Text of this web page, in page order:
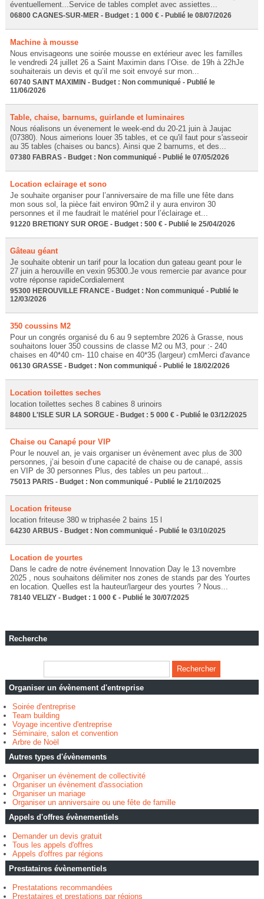
éventuellement...Service de tables complet avec assiettes...
06800 CAGNES-SUR-MER - Budget : 1 000 € - Publié le 08/07/2026
Machine à mousse
Nous envisageons une soirée mousse en extérieur avec les familles
le vendredi 24 juillet 26 a Saint Maximin dans l’Oise. de 19h à 22hJe
souhaiterais un devis et qu’il me soit envoyé sur mon...
60740 SAINT MAXIMIN - Budget : Non communiqué - Publié le
11/06/2026
Table, chaise, barnums, guirlande et luminaires
Nous réalisons un évenement le week-end du 20-21 juin à Jaujac
(07380). Nous aimerions louer 35 tables, et ce qu'il faut pour s'asseoir
au 35 tables (chaises ou bancs). Ainsi que 2 barnums, et des...
07380 FABRAS - Budget : Non communiqué - Publié le 07/05/2026
Location eclairage et sono
Je souhaite organiser pour l’anniversaire de ma fille une fête dans
mon sous sol, la pièce fait environ 90m2 il y aura environ 30
personnes et il me faudrait le matériel pour l’éclairage et...
91220 BRETIGNY SUR ORGE - Budget : 500 € - Publié le 25/04/2026
Gâteau géant
Je souhaite obtenir un tarif pour la location dun gateau geant pour le
27 juin a herouville en vexin 95300.Je vous remercie par avance pour
votre réponse rapideCordialement
95300 HEROUVILLE FRANCE - Budget : Non communiqué - Publié le
12/03/2026
350 coussins M2
Pour un congrés organisé du 6 au 9 septembre 2026 à Grasse, nous
souhaitons louer 350 coussins de classe M2 ou M3, pour :- 240
chaises en 40*40 cm- 110 chaise en 40*35 (largeur) cmMerci d'avance
06130 GRASSE - Budget : Non communiqué - Publié le 18/02/2026
Location toilettes seches
location toilettes seches 8 cabines 8 urinoirs
84800 L'ISLE SUR LA SORGUE - Budget : 5 000 € - Publié le 03/12/2025
Chaise ou Canapé pour VIP
Pour le nouvel an, je vais organiser un évènement avec plus de 300
personnes, j’ai besoin d’une capacité de chaise ou de canapé, assis
en VIP de 30 personnes Plus, des tables un peu partout...
75013 PARIS - Budget : Non communiqué - Publié le 21/10/2025
Location friteuse
location friteuse 380 w triphasée 2 bains 15 l
64230 ARBUS - Budget : Non communiqué - Publié le 03/10/2025
Location de yourtes
Dans le cadre de notre événement Innovation Day le 13 novembre
2025 , nous souhaitons délimiter nos zones de stands par des Yourtes
en location. Quelles est la hauteur/largeur des yourtes ? Nous...
78140 VELIZY - Budget : 1 000 € - Publié le 30/07/2025
Recherche
Organiser un évènement d'entreprise
Soirée d'entreprise
Team building
Voyage incentive d'entreprise
Séminaire, salon et convention
Arbre de Noël
Autres types d'évènements
Organiser un évènement de collectivité
Organiser un évènement d'association
Organiser un mariage
Organiser un anniversaire ou une fête de famille
Appels d'offres évènementiels
Demander un devis gratuit
Tous les appels d'offres
Appels d'offres par régions
Prestataires évènementiels
Prestatations recommandées
Prestataires et prestations par régions